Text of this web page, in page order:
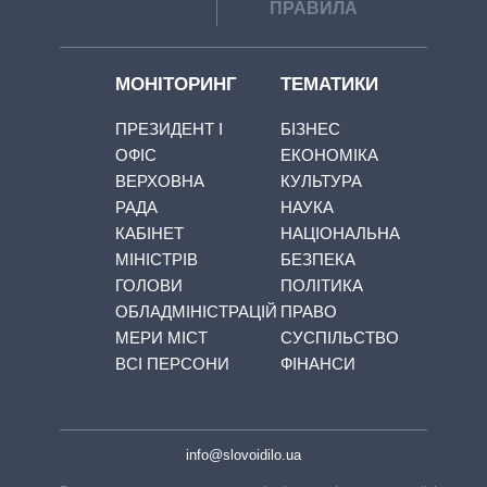
ПРАВИЛА
МОНІТОРИНГ
ПРЕЗИДЕНТ І
ОФІС
ВЕРХОВНА
РАДА
КАБІНЕТ
МІНІСТРІВ
ГОЛОВИ
ОБЛАДМІНІСТРАЦІЙ
МЕРИ МІСТ
ВСІ ПЕРСОНИ
ТЕМАТИКИ
БІЗНЕС
ЕКОНОМІКА
КУЛЬТУРА
НАУКА
НАЦІОНАЛЬНА
БЕЗПЕКА
ПОЛІТИКА
ПРАВО
СУСПІЛЬСТВО
ФІНАНСИ
info@slovoidilo.ua